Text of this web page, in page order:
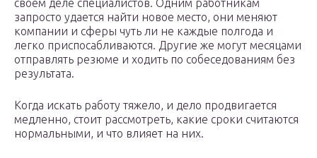
своем деле специалистов. Одним работникам
запросто удается найти новое место, они меняют
компании и сферы чуть ли не каждые полгода и
легко приспосабливаются. Другие же могут месяцами
отправлять резюме и ходить по собеседованиям без
результата.
Когда искать работу тяжело, и дело продвигается
медленно, стоит рассмотреть, какие сроки считаются
нормальными, и что влияет на них.